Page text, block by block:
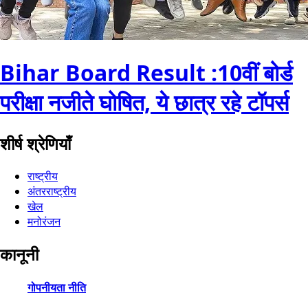
Bihar Board Result :10वीं बोर्ड
परीक्षा नजीते घोषित, ये छात्र रहे टॉपर्स
शीर्ष श्रेणियाँ
राष्ट्रीय
अंतरराष्ट्रीय
खेल
मनोरंजन
कानूनी
गोपनीयता नीति